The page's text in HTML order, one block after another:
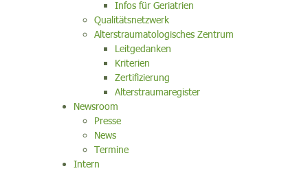
Infos für Geriatrien
Qualitätsnetzwerk
Alterstraumatologisches Zentrum
Leitgedanken
Kriterien
Zertifizierung
Alterstraumaregister
Newsroom
Presse
News
Termine
Intern